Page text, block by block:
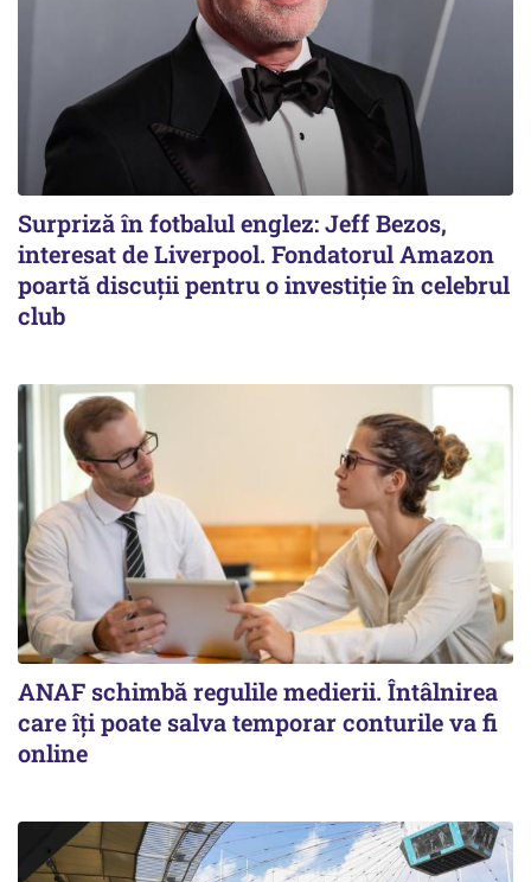
Surpriză în fotbalul englez: Jeff Bezos,
interesat de Liverpool. Fondatorul Amazon
poartă discuții pentru o investiție în celebrul
club
ANAF schimbă regulile medierii. Întâlnirea
care îți poate salva temporar conturile va fi
online